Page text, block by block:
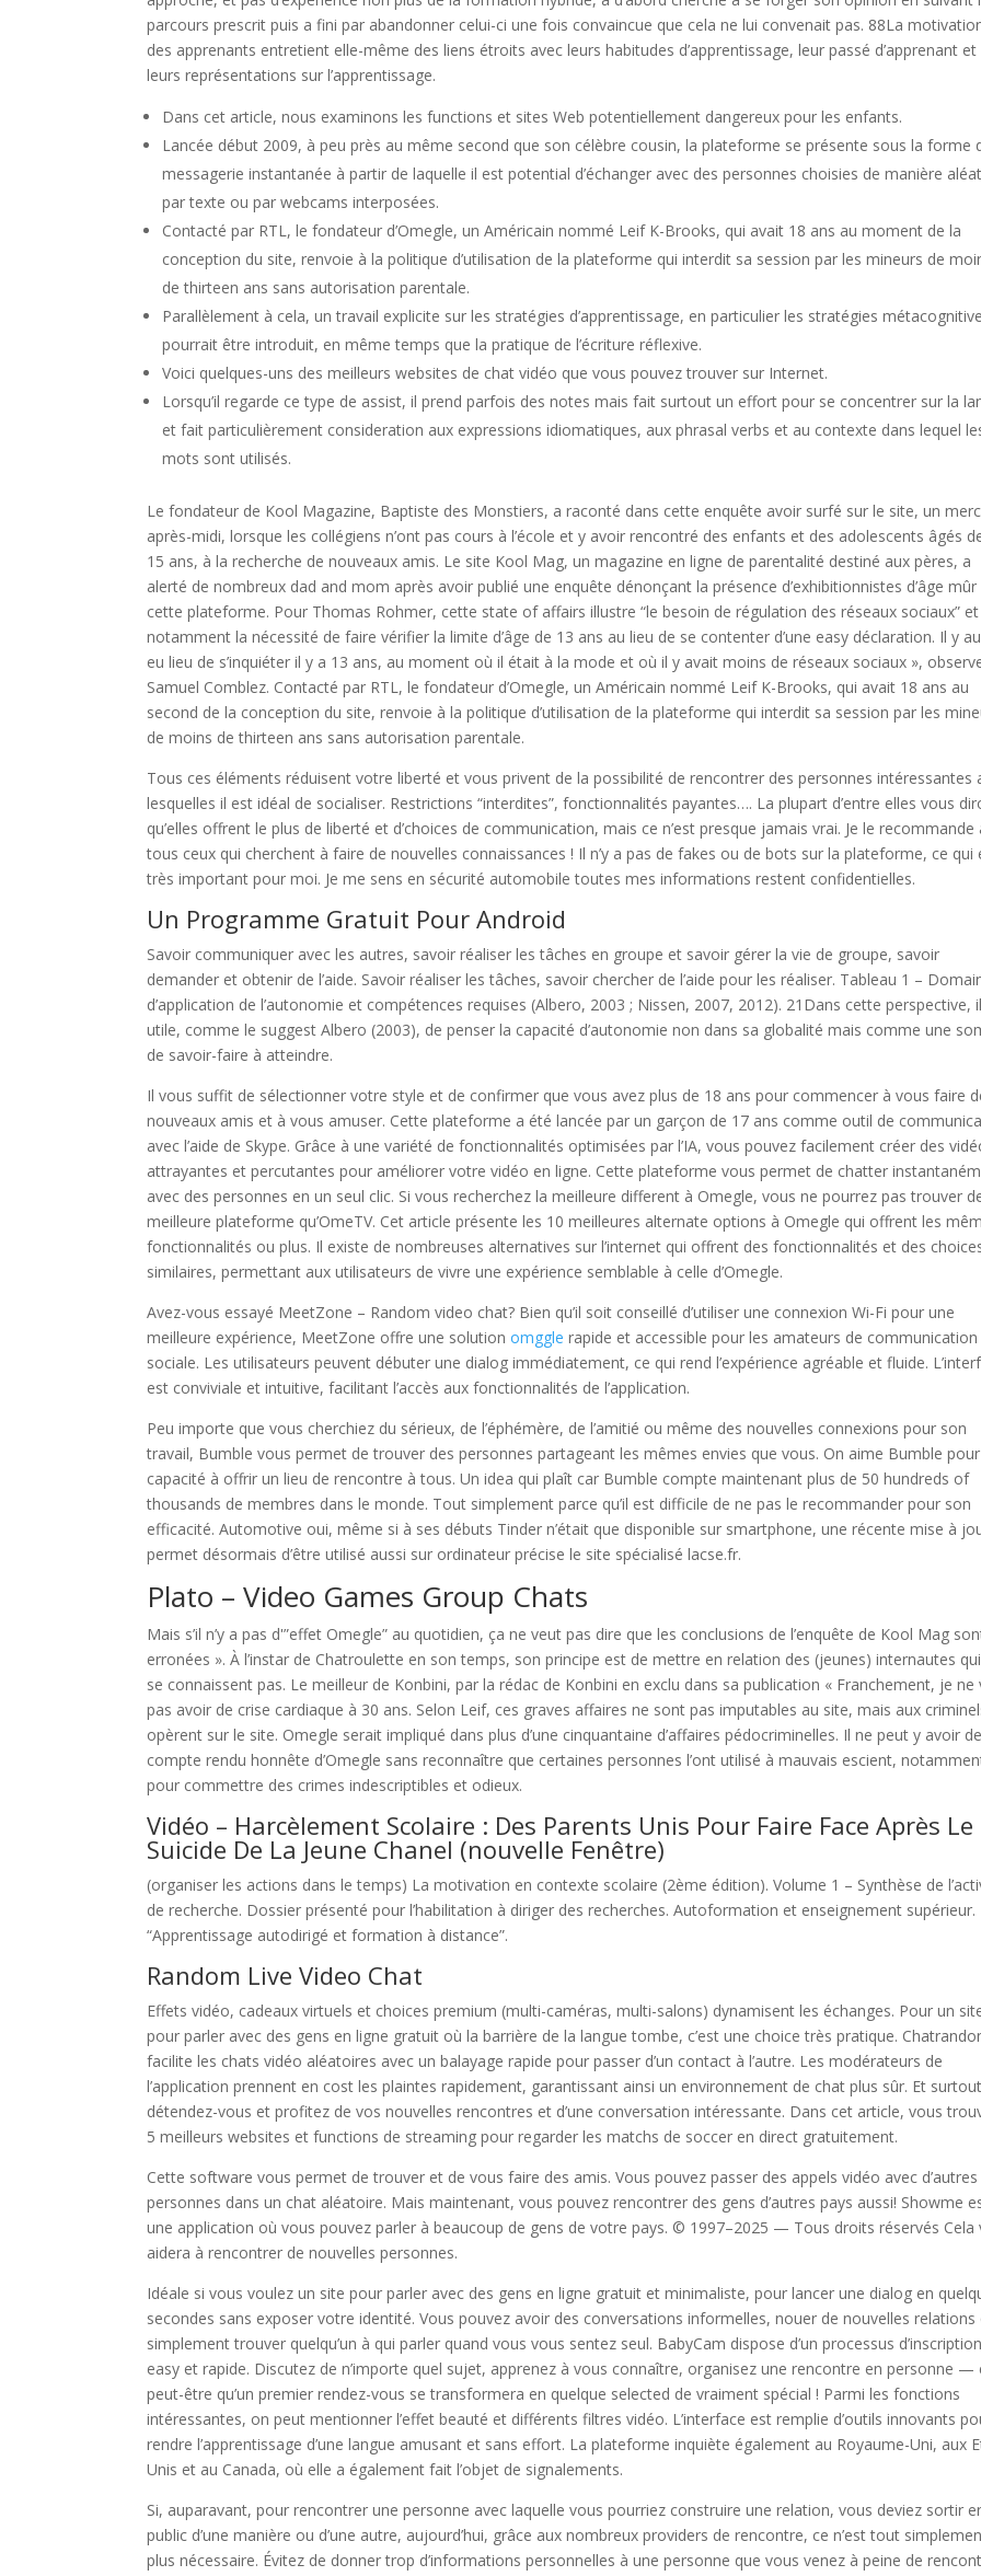
parcours prescrit puis a fini par abandonner celui-ci une fois convaincue que cela ne lui convenait pas. 88La
des apprenants entretient elle-même des liens étroits avec leurs habitudes d’apprentissage, leur passé d’apprenant et
leurs représentations sur l’apprentissage.
Dans cet article, nous examinons les functions et sites Web potentiellement dangereux pour les enfants.
Lancée début 2009, à peu près au même second que son célèbre cousin, la plateforme se présente sous la forme
messagerie instantanée à partir de laquelle il est potential d’échanger avec des personnes choisies de manière
par texte ou par webcams interposées.
Contacté par RTL, le fondateur d’Omegle, un Américain nommé Leif K-Brooks, qui avait 18 ans au moment de la
conception du site, renvoie à la politique d’utilisation de la plateforme qui interdit sa session par les mineurs de
de thirteen ans sans autorisation parentale.
Parallèlement à cela, un travail explicite sur les stratégies d’apprentissage, en particulier les stratégies
pourrait être introduit, en même temps que la pratique de l’écriture réflexive.
Voici quelques-uns des meilleurs websites de chat vidéo que vous pouvez trouver sur Internet.
Lorsqu’il regarde ce type de assist, il prend parfois des notes mais fait surtout un effort pour se concentrer sur la
et fait particulièrement consideration aux expressions idiomatiques, aux phrasal verbs et au contexte dans lequel
mots sont utilisés.
Le fondateur de Kool Magazine, Baptiste des Monstiers, a raconté dans cette enquête avoir surfé sur le site, un
après-midi, lorsque les collégiens n’ont pas cours à l’école et y avoir rencontré des enfants et des adolescents âgés
15 ans, à la recherche de nouveaux amis. Le site Kool Mag, un magazine en ligne de parentalité destiné aux pères, a
alerté de nombreux dad and mom après avoir publié une enquête dénonçant la présence d’exhibitionnistes d’âge mûr
cette plateforme. Pour Thomas Rohmer, cette state of affairs illustre “le besoin de régulation des réseaux sociaux” et
notamment la nécessité de faire vérifier la limite d’âge de 13 ans au lieu de se contenter d’une easy déclaration. Il y
eu lieu de s’inquiéter il y a 13 ans, au moment où il était à la mode et où il y avait moins de réseaux sociaux »,
Samuel Comblez. Contacté par RTL, le fondateur d’Omegle, un Américain nommé Leif K-Brooks, qui avait 18 ans au
second de la conception du site, renvoie à la politique d’utilisation de la plateforme qui interdit sa session par les
de moins de thirteen ans sans autorisation parentale.
Tous ces éléments réduisent votre liberté et vous privent de la possibilité de rencontrer des personnes intéressantes
lesquelles il est idéal de socialiser. Restrictions “interdites”, fonctionnalités payantes…. La plupart d’entre elles vous
qu’elles offrent le plus de liberté et d’choices de communication, mais ce n’est presque jamais vrai. Je le recommande
tous ceux qui cherchent à faire de nouvelles connaissances ! Il n’y a pas de fakes ou de bots sur la plateforme, ce qui
très important pour moi. Je me sens en sécurité automobile toutes mes informations restent confidentielles.
Un Programme Gratuit Pour Android
Savoir communiquer avec les autres, savoir réaliser les tâches en groupe et savoir gérer la vie de groupe, savoir
demander et obtenir de l’aide. Savoir réaliser les tâches, savoir chercher de l’aide pour les réaliser. Tableau 1 –
d’application de l’autonomie et compétences requises (Albero, 2003 ; Nissen, 2007, 2012). 21Dans cette perspective,
utile, comme le suggest Albero (2003), de penser la capacité d’autonomie non dans sa globalité mais comme une
de savoir-faire à atteindre.
Il vous suffit de sélectionner votre style et de confirmer que vous avez plus de 18 ans pour commencer à vous faire
nouveaux amis et à vous amuser. Cette plateforme a été lancée par un garçon de 17 ans comme outil de
avec l’aide de Skype. Grâce à une variété de fonctionnalités optimisées par l’IA, vous pouvez facilement créer des
attrayantes et percutantes pour améliorer votre vidéo en ligne. Cette plateforme vous permet de chatter
avec des personnes en un seul clic. Si vous recherchez la meilleure different à Omegle, vous ne pourrez pas trouver
meilleure plateforme qu’OmeTV. Cet article présente les 10 meilleures alternate options à Omegle qui offrent les
fonctionnalités ou plus. Il existe de nombreuses alternatives sur l’internet qui offrent des fonctionnalités et des
similaires, permettant aux utilisateurs de vivre une expérience semblable à celle d’Omegle.
Avez-vous essayé MeetZone – Random video chat? Bien qu’il soit conseillé d’utiliser une connexion Wi-Fi pour une
meilleure expérience, MeetZone offre une solutionomggle rapide et accessible pour les amateurs de communication
sociale. Les utilisateurs peuvent débuter une dialog immédiatement, ce qui rend l’expérience agréable et fluide.
est conviviale et intuitive, facilitant l’accès aux fonctionnalités de l’application.
Peu importe que vous cherchiez du sérieux, de l’éphémère, de l’amitié ou même des nouvelles connexions pour son
travail, Bumble vous permet de trouver des personnes partageant les mêmes envies que vous. On aime Bumble
capacité à offrir un lieu de rencontre à tous. Un idea qui plaît car Bumble compte maintenant plus de 50 hundreds of
thousands de membres dans le monde. Tout simplement parce qu’il est difficile de ne pas le recommander pour son
efficacité. Automotive oui, même si à ses débuts Tinder n’était que disponible sur smartphone, une récente mise à
permet désormais d’être utilisé aussi sur ordinateur précise le site spécialisé lacse.fr.
Plato – Video Games Group Chats
Mais s’il n’y a pas d'”effet Omegle” au quotidien, ça ne veut pas dire que les conclusions de l’enquête de Kool Mag
erronées ». À l’instar de Chatroulette en son temps, son principe est de mettre en relation des (jeunes) internautes
se connaissent pas. Le meilleur de Konbini, par la rédac de Konbini en exclu dans sa publication « Franchement, je ne
pas avoir de crise cardiaque à 30 ans. Selon Leif, ces graves affaires ne sont pas imputables au site, mais aux
opèrent sur le site. Omegle serait impliqué dans plus d’une cinquantaine d’affaires pédocriminelles. Il ne peut y avoir de
compte rendu honnête d’Omegle sans reconnaître que certaines personnes l’ont utilisé à mauvais escient,
pour commettre des crimes indescriptibles et odieux.
Vidéo – Harcèlement Scolaire : Des Parents Unis Pour Faire Face Après Le
Suicide De La Jeune Chanel (nouvelle Fenêtre)
(organiser les actions dans le temps) La motivation en contexte scolaire (2ème édition). Volume 1 – Synthèse de
de recherche. Dossier présenté pour l’habilitation à diriger des recherches. Autoformation et enseignement supérieur.
“Apprentissage autodirigé et formation à distance”.
Random Live Video Chat
Effets vidéo, cadeaux virtuels et choices premium (multi-caméras, multi-salons) dynamisent les échanges. Pour un
pour parler avec des gens en ligne gratuit où la barrière de la langue tombe, c’est une choice très pratique.
facilite les chats vidéo aléatoires avec un balayage rapide pour passer d’un contact à l’autre. Les modérateurs de
l’application prennent en cost les plaintes rapidement, garantissant ainsi un environnement de chat plus sûr. Et
détendez-vous et profitez de vos nouvelles rencontres et d’une conversation intéressante. Dans cet article, vous
5 meilleurs websites et functions de streaming pour regarder les matchs de soccer en direct gratuitement.
Cette software vous permet de trouver et de vous faire des amis. Vous pouvez passer des appels vidéo avec d’autres
personnes dans un chat aléatoire. Mais maintenant, vous pouvez rencontrer des gens d’autres pays aussi! Showme
une application où vous pouvez parler à beaucoup de gens de votre pays. © 1997–2025 — Tous droits réservés Cela
aidera à rencontrer de nouvelles personnes.
Idéale si vous voulez un site pour parler avec des gens en ligne gratuit et minimaliste, pour lancer une dialog en
secondes sans exposer votre identité. Vous pouvez avoir des conversations informelles, nouer de nouvelles relations
simplement trouver quelqu’un à qui parler quand vous vous sentez seul. BabyCam dispose d’un processus d’inscription
easy et rapide. Discutez de n’importe quel sujet, apprenez à vous connaître, organisez une rencontre en personne —
peut-être qu’un premier rendez-vous se transformera en quelque selected de vraiment spécial ! Parmi les fonctions
intéressantes, on peut mentionner l’effet beauté et différents filtres vidéo. L’interface est remplie d’outils innovants
rendre l’apprentissage d’une langue amusant et sans effort. La plateforme inquiète également au Royaume-Uni, aux
Unis et au Canada, où elle a également fait l’objet de signalements.
Si, auparavant, pour rencontrer une personne avec laquelle vous pourriez construire une relation, vous deviez sortir
public d’une manière ou d’une autre, aujourd’hui, grâce aux nombreux providers de rencontre, ce n’est tout
plus nécessaire. Évitez de donner trop d’informations personnelles à une personne que vous venez à peine de